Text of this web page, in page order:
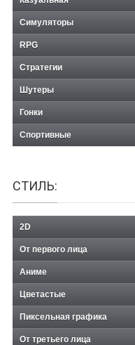
Return to
Симуляторы
RPG
Стратегии
Шутеры
Гонки
Спортивные
СТИЛЬ:
2D
От первого лица
Аниме
Цветастые
Пиксельная графика
От третьего лица